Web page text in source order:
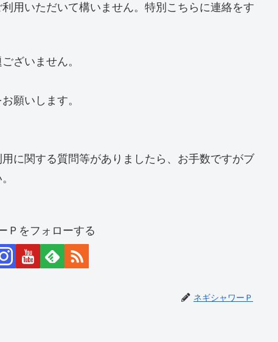
用いただいて構いません。特別こちらに連絡をす
ざいません。
願いします。
に関する質問等がありましたら、お手数ですがブ
Ｐをフォローする
ネギシャワーＰ